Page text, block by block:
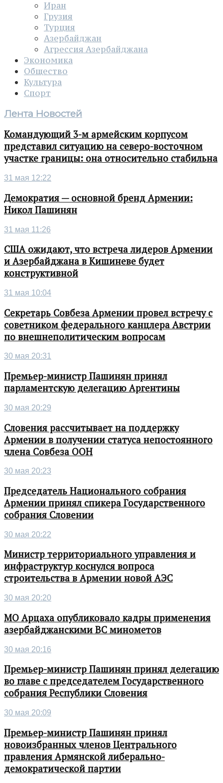
Иран
Грузия
Турция
Азербайджан
Агрессия Азербайджана
Экономика
Общество
Культура
Спорт
Лента Новостей
Командующий 3-м армейским корпусом
представил ситуацию на северо-восточном
участке границы: она относительно стабильна
31 мая 12:22
Демократия — основной бренд Армении:
Никол Пашинян
31 мая 11:26
США ожидают, что встреча лидеров Армении
и Азербайджана в Кишиневе будет
конструктивной
31 мая 10:04
Секретарь Совбеза Армении провел встречу с
советником федерального канцлера Австрии
по внешнеполитическим вопросам
30 мая 20:31
Премьер-министр Пашинян принял
парламентскую делегацию Аргентины
30 мая 20:29
Словения рассчитывает на поддержку
Армении в получении статуса непостоянного
члена Совбеза ООН
30 мая 20:23
Председатель Национального собрания
Армении принял спикера Государственного
собрания Словении
30 мая 20:22
Министр территориального управления и
инфраструктур коснулся вопроса
строительства в Армении новой АЭС
30 мая 20:20
МО Арцаха опубликовало кадры применения
азербайджанскими ВС минометов
30 мая 20:16
Премьер-министр Пашинян принял делегацию
во главе с председателем Государственного
собрания Республики Словения
30 мая 20:09
Премьер-министр Пашинян принял
новоизбранных членов Центрального
правления Армянской либерально-
демократической партии